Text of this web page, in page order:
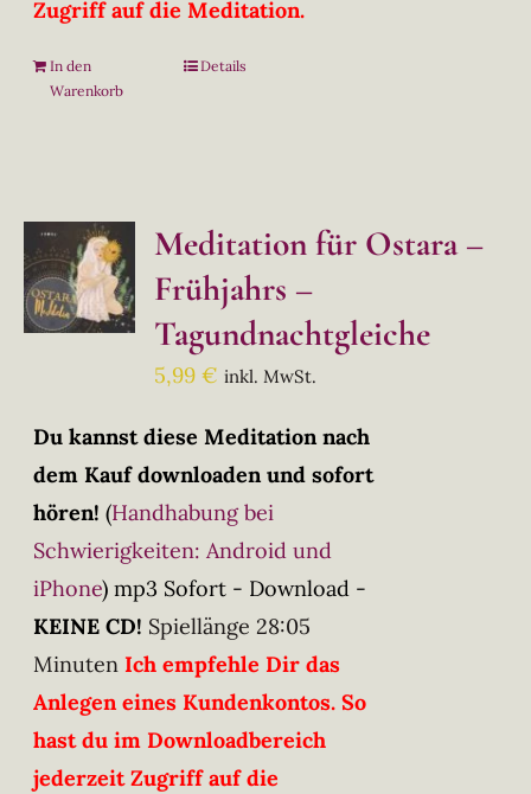
Zugriff auf die Meditation.
In den
Warenkorb
Details
Meditation für Ostara –
Frühjahrs –
Tagundnachtgleiche
5,99€ inkl. MwSt.
Du kannst diese Meditation nach
dem Kauf downloaden und sofort
hören! (Handhabung bei
Schwierigkeiten: Android und
iPhone) mp3 Sofort - Download -
KEINE CD! Spiellänge 28:05
Minuten Ich empfehle Dir das
Anlegen eines Kundenkontos. So
hast du im Downloadbereich
jederzeit Zugriff auf die